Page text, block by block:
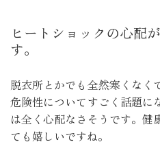
ヒートショックの心配
す。
脱衣所とかでも全然寒くなく
危険性についてすごく話題に
は全く心配なさそうです。健
ても嬉しいですね。